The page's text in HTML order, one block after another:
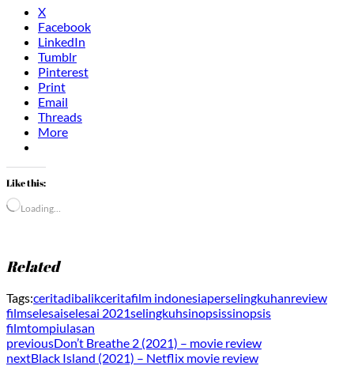
X
Facebook
LinkedIn
Tumblr
Pinterest
Print
Email
Threads
More
Like this:
Loading…
Related
Tags:ceritadibalikceritafilm indonesiaperselingkuhanreview
filmselesaiselesai 2021selingkuhsinopsissinopsis
filmtompiulasan
previousDon’t Breathe 2 (2021) – movie review
nextBlack Island (2021) – Netflix movie review